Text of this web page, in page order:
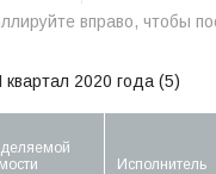
2020 года (5)
Исполнитель